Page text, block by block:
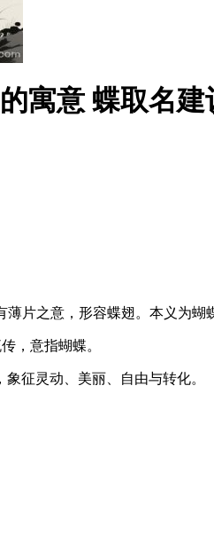
寓意 蝶取名建
片之意，形容蝶翅。本义为蝴
，意指蝴蝶。
征灵动、美丽、自由与转化。